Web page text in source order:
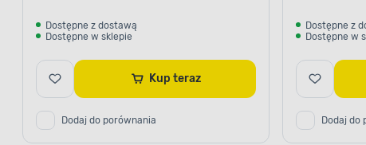
Dostępne z dostawą
Dostępne w sklepie
Kup teraz
Dodaj do porównania
Dostępne z
Dostępne w
Dodaj do